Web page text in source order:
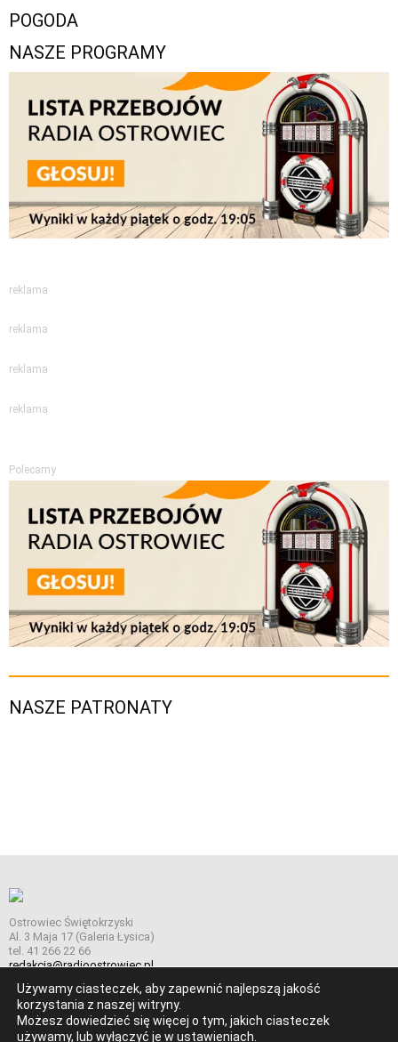
POGODA
NASZE PROGRAMY
reklama
reklama
reklama
reklama
Polecamy
NASZE PATRONATY
Ostrowiec Świętokrzyski
Al. 3 Maja 17 (Galeria Łysica)
tel. 41 266 22 66
redakcja@radioostrowiec.pl
© Wszelkie prawa zastrzeżone. Radio Ostrowiec 2026 Radio
Używamy ciasteczek, aby zapewnić najlepszą jakość
korzystania z naszej witryny.
Możesz dowiedzieć się więcej o tym, jakich ciasteczek
używamy, lub wyłączyć je w ustawieniach